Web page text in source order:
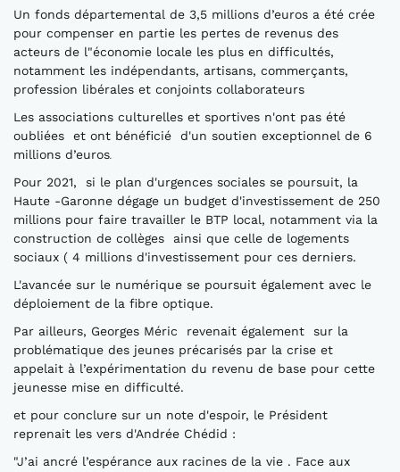
Un fonds départemental de 3,5 millions d’euros a été crée
pour compenser en partie les pertes de revenus des
acteurs de l"économie locale les plus en difficultés,
notamment les indépendants, artisans, commerçants,
profession libérales et conjoints collaborateurs
Les associations culturelles et sportives n'ont pas été
oubliées et ont bénéficié d'un soutien exceptionnel de 6
millions d’euros
Pour 2021, si le plan d'urgences sociales se poursuit, la
Haute -Garonne dégage un budget d'investissement de 250
millions pour faire travailler le BTP local, notamment via la
construction de collèges ainsi que celle de logements
sociaux ( 4 millions d'investissement pour ces derniers.
L'avancée sur le numérique se poursuit également avec le
déploiement de la fibre optique.
Par ailleurs, Georges Méric revenait également sur la
problématique des jeunes précarisés par la crise et
appelait à l’expérimentation du revenu de base pour cette
jeunesse mise en difficulté.
et pour conclure sur un note d'espoir, le Président
reprenait les vers d'Andrée Chédid :
"J’ai ancré l’espérance aux racines de la vie . Face aux